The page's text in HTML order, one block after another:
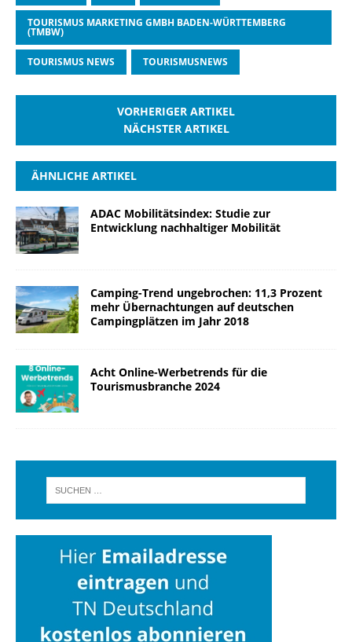
TOURISMUS MARKETING GMBH BADEN-WÜRTTEMBERG
(TMBW)
TOURISMUS NEWS TOURISMUSNEWS
VORHERIGER ARTIKEL
NÄCHSTER ARTIKEL
ÄHNLICHE ARTIKEL
ADAC Mobilitätsindex: Studie zur
Entwicklung nachhaltiger Mobilität
Camping-Trend ungebrochen: 11,3 Prozent
mehr Übernachtungen auf deutschen
Campingplätzen im Jahr 2018
Acht Online-Werbetrends für die
Tourismusbranche 2024